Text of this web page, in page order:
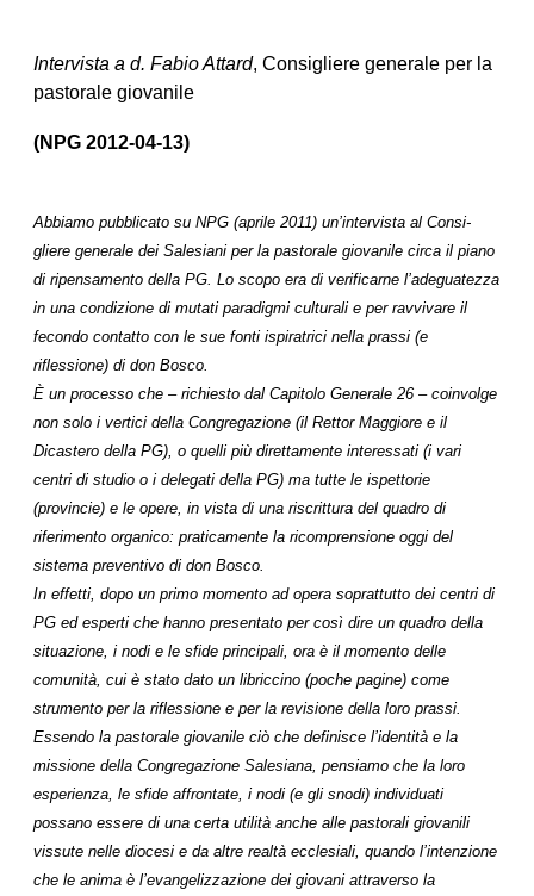
Intervista a d. Fabio Attard, Consigliere generale per la
pastorale giovanile
(NPG 2012-04-13)
Abbiamo pubblicato su NPG (aprile 2011) un’intervista al Consi­
gliere generale dei Salesiani per la pastorale giovanile circa il piano
di ripensamento della PG. Lo scopo era di verificarne l’adeguatezza
in una condizione di mutati paradigmi culturali e per ravvivare il
fecondo contatto con le sue fonti ispiratrici nella prassi (e
riflessione) di don Bosco.
È un processo che – richiesto dal Capitolo Generale 26 – coinvolge
non solo i vertici della Con­gre­gazione (il Rettor Maggiore e il
Dicastero della PG), o quelli più direttamente interessati (i vari
centri di studio o i delegati della PG) ma tutte le ispettorie
(provincie) e le opere, in vista di una riscrittura del quadro di
riferimento organico: praticamente la ricomprensione oggi del
sistema preventivo di don Bosco.
In effetti, dopo un primo momento ad opera soprattutto dei centri di
PG ed esperti che hanno presentato per così dire un quadro della
situazione, i nodi e le sfide principali, ora è il momento delle
comunità, cui è stato dato un libriccino (poche pagine) come
strumento per la riflessione e per la revisione della loro prassi.
Essendo la pastorale giovanile ciò che definisce l’identità e la
missione della Congregazione Salesiana, pensiamo che la loro
esperienza, le sfide affrontate, i nodi (e gli snodi) individuati
possano essere di una certa utilità anche alle pastorali giovanili
vissute nelle diocesi e da altre realtà ecclesiali, quando l’intenzione
che le anima è l’evangelizzazione dei giovani attraverso la